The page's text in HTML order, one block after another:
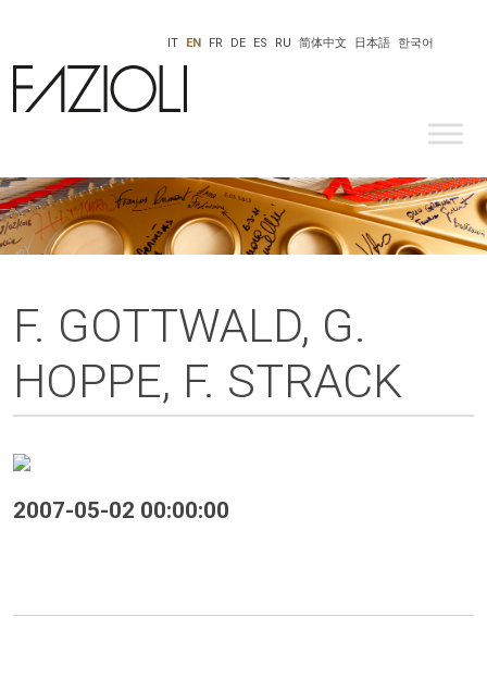
한국어
日本語
IT EN FR DE ES RU 简体中文
F. GOTTWALD, G.
HOPPE, F. STRACK
2007-05-02 00:00:00